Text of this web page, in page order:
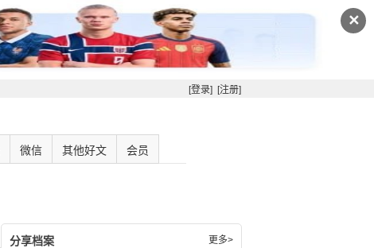
✕
[登录] [注册]
微信 其他好文 会员
分享档案 更多>